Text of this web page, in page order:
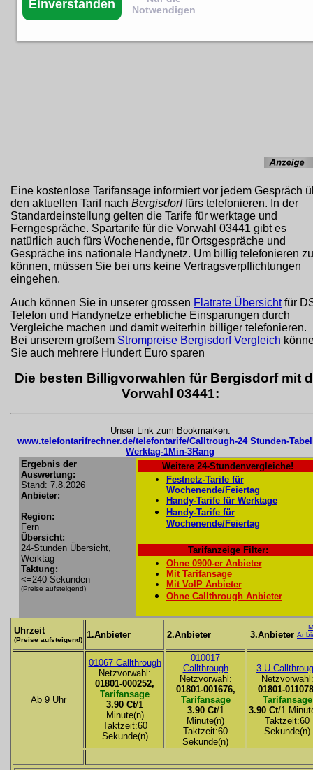
Eine kostenlose Tarifansage informiert vor jedem Gespräch
den aktuellen Tarif nach Bergisdorffürs telefonieren. In der
Standardeinstellung gelten die Tarife für werktage und
Ferngespräche. Spartarife für die Vorwahl 03441 gibt es
natürlich auch fürs Wochenende, für Ortsgespräche und
Gespräche ins nationale Handynetz. Um billig telefonieren zu
können, müssen Sie bei uns keine Vertragsverpflichtungen
eingehen.
Auch können Sie in unserer grossen Flatrate Übersichtfür
Telefon und Handynetze erhebliche Einsparungen durch
Vergleiche machen und damit weiterhin billiger telefonieren.
Bei unserem großem Strompreise Bergisdorf Vergleich
Sie auch mehrere Hundert Euro sparen
Die besten Billigvorwahlen für Bergisdorf mit
Vorwahl 03441:
Unser Link zum Bookmarken:
www.telefontarifrechner.de/telefontarife/Calltrough-24 Stunden-
Werktag-1Min-3Rang
Ergebnis der
Auswertung:
Stand: 7.8.2026
Anbieter:
Region:
Fern
Übersicht:
24-Stunden Übersicht,
Werktag
Taktung:
<=240 Sekunden
(Preise aufsteigend)
Weitere 24-Stundenvergleiche!
Festnetz-Tarife für
Wochenende/Feiertag
Handy-Tarife für Werktage
Handy-Tarife für
Wochenende/Feiertag
Tarifanzeige Filter:
Ohne 0900-er Anbieter
Mit Tarifansage
Mit VoIP Anbieter
Ohne Callthrough Anbieter
Uhrzeit
(Preise aufsteigend) 1.Anbieter 2.Anbieter 3.Anbieter
Ab 9 Uhr
01067 Callthrough
Netzvorwahl:
01801-000252,
Tarifansage
3.90 Ct/1
Minute(n)
Taktzeit:60
Sekunde(n)
010017
Callthrough
Netzvorwahl:
01801-001676,
Tarifansage
3.90 Ct/1
Minute(n)
Taktzeit:60
Sekunde(n)
3 U
Netzvorwahl:
01801-
Tarifansage
3.90 Ct/1
Taktzeit:60
Sekunde(n)
Einverstanden
Notwendigen